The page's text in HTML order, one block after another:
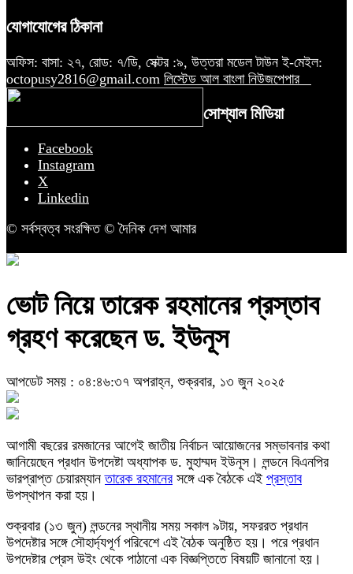
যোগাযোগের ঠিকানা
অফিস: বাসা: ২৭, রোড: ৭/ডি, সেক্টর :৯, উত্তরা মডেল টাউন ই-মেইল:
octopusy2816@gmail.com লিস্টেড আল বাংলা নিউজপেপার
সোশ্যাল মিডিয়া
Facebook
Instagram
X
Linkedin
© সর্বস্বত্ব সংরক্ষিত © দৈনিক দেশ আমার
ভোট নিয়ে তারেক রহমানের প্রস্তাব
গ্রহণ করেছেন ড. ইউনূস
আপডেট সময় : ০৪:৪৬:৩৭ অপরাহ্ন, শুক্রবার, ১৩ জুন ২০২৫
আগামী বছরের রমজানের আগেই জাতীয় নির্বাচন আয়োজনের সম্ভাবনার কথা
জানিয়েছেন প্রধান উপদেষ্টা অধ্যাপক ড. মুহাম্মদ ইউনূস। লন্ডনে বিএনপির
ভারপ্রাপ্ত চেয়ারম্যানতারেক রহমানেরসঙ্গে এক বৈঠকে এই প্রস্তাব
উপস্থাপন করা হয়।
শুক্রবার (১৩ জুন) লন্ডনের স্থানীয় সময় সকাল ৯টায়, সফররত প্রধান
উপদেষ্টার সঙ্গে সৌহার্দ্যপূর্ণ পরিবেশে এই বৈঠক অনুষ্ঠিত হয়। পরে প্রধান
উপদেষ্টার প্রেস উইং থেকে পাঠানো এক বিজ্ঞপ্তিতে বিষয়টি জানানো হয়।